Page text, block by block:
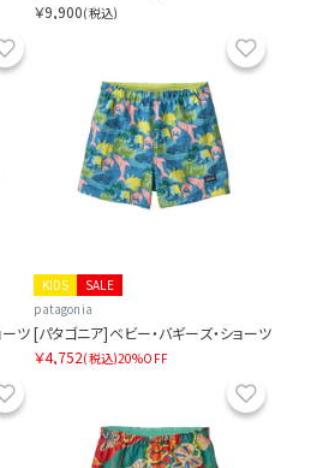
￥9,900(税込)
お気に入り
ーツ
SALE
KIDS
patagonia
[パタゴニア]ベビー・バギーズ・ショーツ
￥4,752(税込)20%OFF
お気に入り